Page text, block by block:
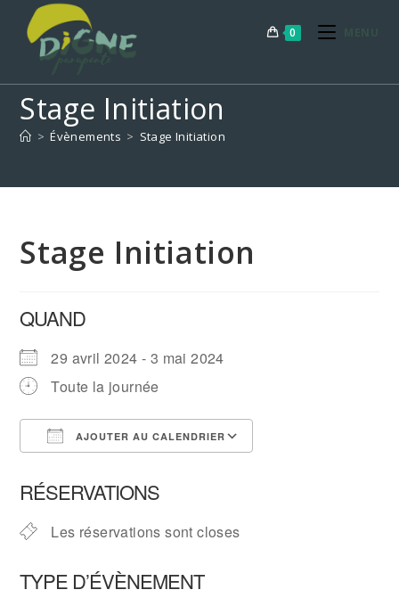
content
0
Stage Initiation
> Évènements > Stage Initiation
Stage Initiation
QUAND
29 avril 2024 - 3 mai 2024
Toute la journée
AJOUTER AU CALENDRIER
RÉSERVATIONS
Les réservations sont closes
TYPE D’ÉVÈNEMENT